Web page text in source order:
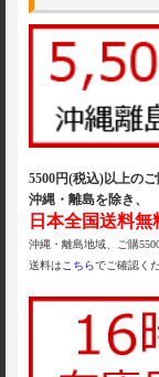
5500円(税込)以上の
沖縄・離島を除き、
日本全国送料無
沖縄・離島地域、ご購
送料は こちらでご確認く